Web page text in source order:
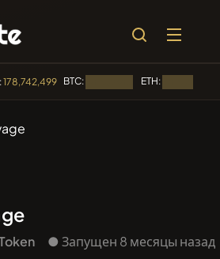
178,742,499 BTC: ETH:
#556
● Запущен 8 месяцы назад